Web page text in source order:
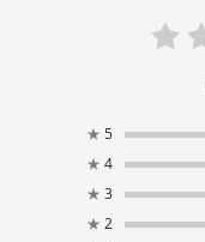
★ 5
★ 4
★ 3
★ 2